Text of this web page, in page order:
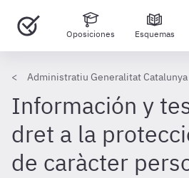
Oposiciones Esquemas
Administratiu Generalitat Catalunya
Información y
dret a la
de caràcter